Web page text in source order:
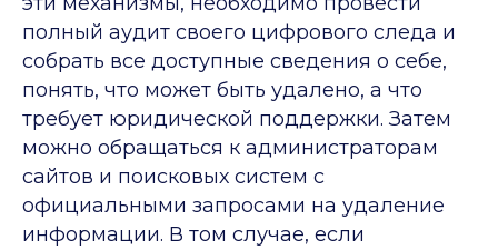
полный аудит своего цифрового следа и
собрать все доступные сведения о себе,
понять, что может быть удалено, а что
требует юридической поддержки. Затем
можно обращаться к администраторам
сайтов и поисковых систем с
официальными запросами на удаление
информации. В том случае, если